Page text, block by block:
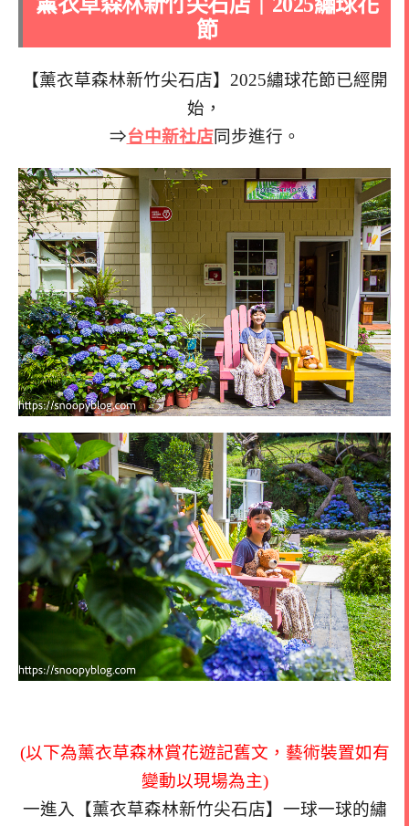
節
【薰衣草森林新竹尖石店】2025繡球花節已經開
始，
⇒台中新社店同步進行。
(以下為薰衣草森林賞花遊記舊文，藝術裝置如有
變動以現場為主)
一進入【薰衣草森林新竹尖石店】一球一球的繡